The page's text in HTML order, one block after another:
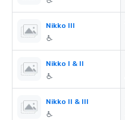
Nikko III
Nikko I & II
Nikko II & III